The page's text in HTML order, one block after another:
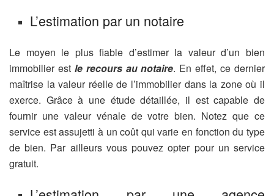
L’estimation par un notaire
Le moyen le plus fiable d’estimer la valeur d’un bien
immobilier est le recours au notaire. En effet, ce dernier
maîtrise la valeur réelle de l’immobilier dans la zone où il
exerce. Grâce à une étude détaillée, il est capable de
fournir une valeur vénale de votre bien. Notez que ce
service est assujetti à un coût qui varie en fonction du type
de bien. Par ailleurs vous pouvez opter pour un service
gratuit.